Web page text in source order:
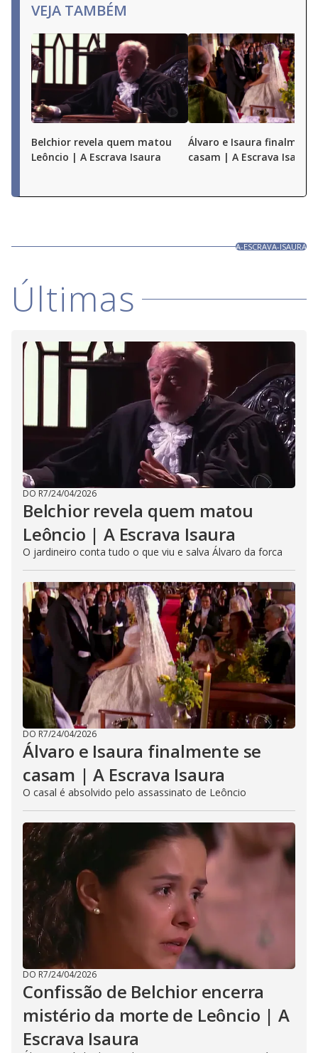
VEJA TAMBÉM
Belchior revela quem matou
Leôncio | A Escrava Isaura
Álvaro e Isaura
casam | A Escrava Isaura
A-ESCRAVA-ISAURA
Últimas
DO R7/24/04/2026
Belchior revela quem matou
Leôncio | A Escrava Isaura
O jardineiro conta tudo o que viu e salva Álvaro da forca
DO R7/24/04/2026
Álvaro e Isaura finalmente se
casam | A Escrava Isaura
O casal é absolvido pelo assassinato de Leôncio
DO R7/24/04/2026
Confissão de Belchior encerra
mistério da morte de Leôncio | A
Escrava Isaura